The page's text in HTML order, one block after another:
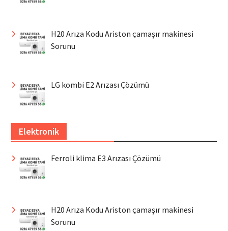
H20 Arıza Kodu Ariston çamaşır makinesi
Sorunu
LG kombi E2 Arızası Çözümü
Elektronik
Ferroli klima E3 Arızası Çözümü
H20 Arıza Kodu Ariston çamaşır makinesi
Sorunu